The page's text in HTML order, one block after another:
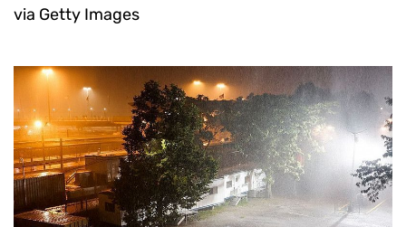
via Getty Images